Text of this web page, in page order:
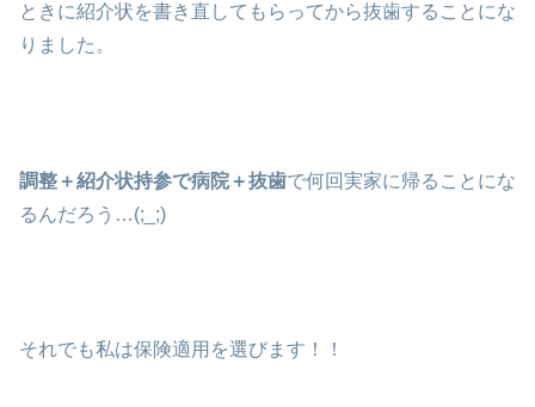
ときに紹介状を書き直してもらってから抜歯することにな
りました。
調整＋紹介状持参で病院＋抜歯で何回実家に帰ることにな
るんだろう…(;_;)
それでも私は保険適用を選びます！！